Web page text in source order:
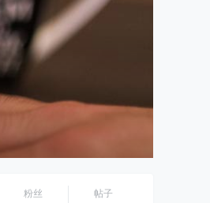
粉丝 帖子